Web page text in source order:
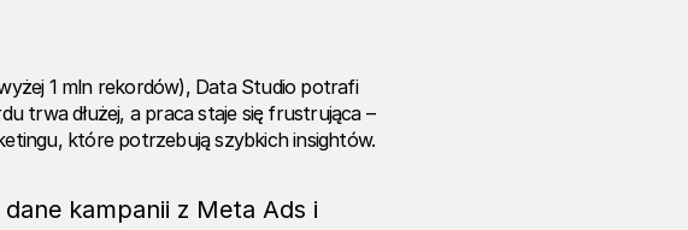
1 mln rekordów), Data Studio potrafi
trwa dłużej, a praca staje się frustrująca –
które potrzebują szybkich insightów.
kampanii z Meta Ads i